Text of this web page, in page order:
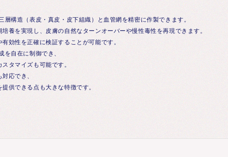
構造（表皮・真皮・皮下組織）と血管網を精密に作製できます。
養を実現し、皮膚の自然なターンオーバーや慢性毒性を再現できます。
効性を正確に検証することが可能です。
を自在に制御でき、
タマイズも可能です。
応でき、
供できる点も大きな特徴です。